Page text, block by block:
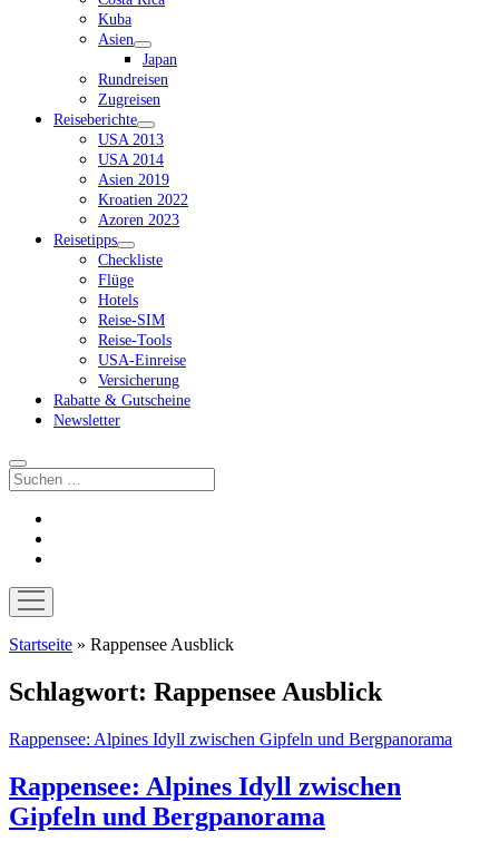
Kuba
Asien
Dropdown-
Menü
öffnen
Japan
Rundreisen
Zugreisen
Reiseberichte
Dropdown-
Menü
öffnen
USA 2013
USA 2014
Asien 2019
Kroatien 2022
Azoren 2023
Reisetipps
Dropdown-
Menü
öffnen
Checkliste
Flüge
Hotels
Reise-SIM
Reise-Tools
USA-Einreise
Versicherung
Rabatte & Gutscheine
Newsletter
Suchen
Menü
öffnen
Startseite » Rappensee Ausblick
Schlagwort: Rappensee Ausblick
Rappensee: Alpines Idyll zwischen Gipfeln und Bergpanorama
Rappensee: Alpines Idyll zwischen
Gipfeln und Bergpanorama